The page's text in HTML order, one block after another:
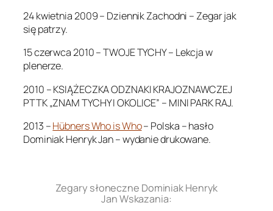
24 kwietnia 2009 – Dziennik Zachodni – Zegar jak
się patrzy.
15 czerwca 2010 – TWOJE TYCHY – Lekcja w
plenerze.
2010 – KSIĄŻECZKA ODZNAKI KRAJOZNAWCZEJ
PTTK „ZNAM TYCHY I OKOLICE” – MINI PARK RAJ.
2013 –Hübners Who is Who– Polska – hasło
Dominiak Henryk Jan – wydanie drukowane.
Zegary słoneczne Dominiak Henryk
Jan Wskazania: